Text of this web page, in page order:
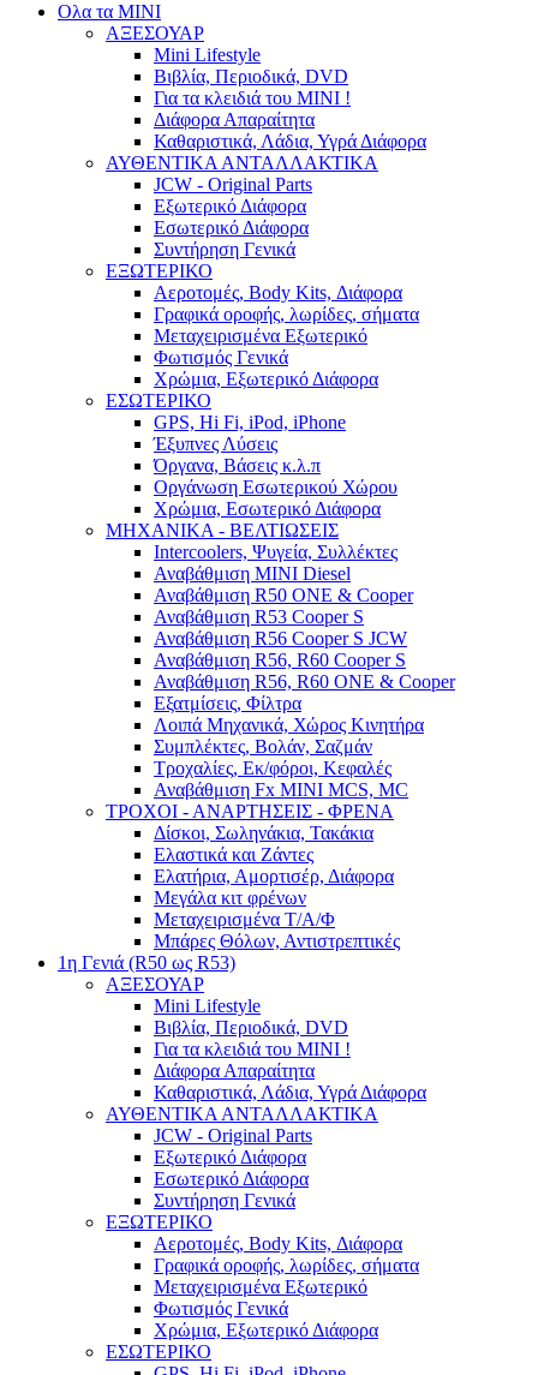
Ολα τα ΜΙΝΙ
ΑΞΕΣΟΥΑΡ
Mini Lifestyle
Βιβλία, Περιοδικά, DVD
Για τα κλειδιά του MINI !
Διάφορα Απαραίτητα
Καθαριστικά, Λάδια, Υγρά Διάφορα
ΑΥΘΕΝΤΙΚΑ ΑΝΤΑΛΛΑΚΤΙΚΑ
JCW - Original Parts
Εξωτερικό Διάφορα
Εσωτερικό Διάφορα
Συντήρηση Γενικά
ΕΞΩΤΕΡΙΚΟ
Αεροτομές, Body Kits, Διάφορα
Γραφικά οροφής, λωρίδες, σήματα
Μεταχειρισμένα Εξωτερικό
Φωτισμός Γενικά
Χρώμια, Εξωτερικό Διάφορα
ΕΣΩΤΕΡΙΚΟ
GPS, Hi Fi, iPod, iPhone
Έξυπνες Λύσεις
Όργανα, Βάσεις κ.λ.π
Οργάνωση Εσωτερικού Χώρου
Χρώμια, Εσωτερικό Διάφορα
ΜΗΧΑΝΙΚΑ - ΒΕΛΤΙΩΣΕΙΣ
Intercoolers, Ψυγεία, Συλλέκτες
Αναβάθμιση MINI Diesel
Αναβάθμιση R50 ONE & Cooper
Αναβάθμιση R53 Cooper S
Αναβάθμιση R56 Cooper S JCW
Αναβάθμιση R56, R60 Cooper S
Αναβάθμιση R56, R60 ONE & Cooper
Εξατμίσεις, Φίλτρα
Λοιπά Μηχανικά, Χώρος Κινητήρα
Συμπλέκτες, Βολάν, Σαζμάν
Τροχαλίες, Εκ/φόροι, Κεφαλές
Αναβάθμιση Fx MINI MCS, MC
ΤΡΟΧΟΙ - ΑΝΑΡΤΗΣΕΙΣ - ΦΡΕΝΑ
Δίσκοι, Σωληνάκια, Τακάκια
Ελαστικά και Ζάντες
Ελατήρια, Αμορτισέρ, Διάφορα
Μεγάλα κιτ φρένων
Μεταχειρισμένα Τ/Α/Φ
Μπάρες Θόλων, Αντιστρεπτικές
1η Γενιά (R50 ως R53)
ΑΞΕΣΟΥΑΡ
Mini Lifestyle
Βιβλία, Περιοδικά, DVD
Για τα κλειδιά του MINI !
Διάφορα Απαραίτητα
Καθαριστικά, Λάδια, Υγρά Διάφορα
ΑΥΘΕΝΤΙΚΑ ΑΝΤΑΛΛΑΚΤΙΚΑ
JCW - Original Parts
Εξωτερικό Διάφορα
Εσωτερικό Διάφορα
Συντήρηση Γενικά
ΕΞΩΤΕΡΙΚΟ
Αεροτομές, Body Kits, Διάφορα
Γραφικά οροφής, λωρίδες, σήματα
Μεταχειρισμένα Εξωτερικό
Φωτισμός Γενικά
Χρώμια, Εξωτερικό Διάφορα
ΕΣΩΤΕΡΙΚΟ